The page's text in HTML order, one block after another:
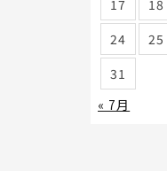
17
18
24
25
31
« 7月